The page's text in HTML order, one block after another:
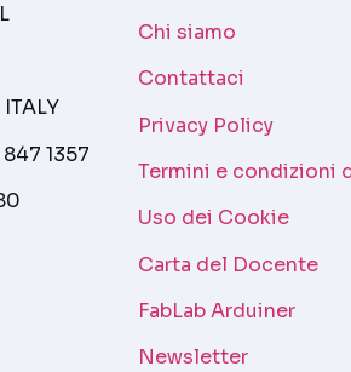
1357
Chi siamo
Contattaci
Privacy Policy
Termini e condizioni
Uso dei Cookie
Carta del Docente
FabLab Arduiner
Newsletter